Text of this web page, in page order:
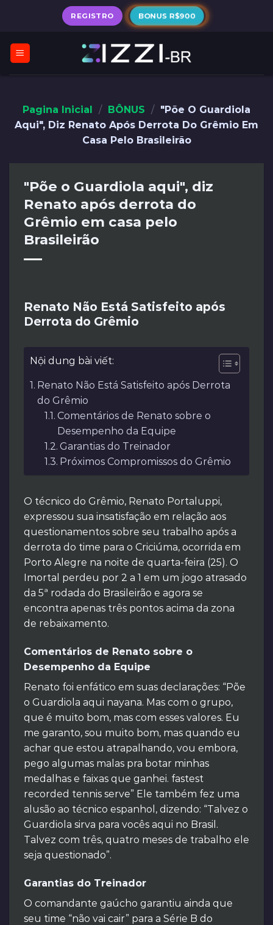
REGISTRO BONUS R$900
Pagina Inicial / BÔNUS / "Põe O Guardiola
Aqui", Diz Renato Após Derrota Do Grêmio Em
Casa Pelo Brasileirão
"Põe o Guardiola aqui", diz
Renato após derrota do
Grêmio em casa pelo
Brasileirão
Renato Não Está Satisfeito após
Derrota do Grêmio
Nội dung bài viết:
Renato Não Está Satisfeito após Derrota
do Grêmio
Comentários de Renato sobre o
Desempenho da Equipe
Garantias do Treinador
Próximos Compromissos do Grêmio
O técnico do Grêmio, Renato Portaluppi,
expressou sua insatisfação em relação aos
questionamentos sobre seu trabalho após a
derrota do time para o Criciúma, ocorrida em
Porto Alegre na noite de quarta-feira (25). O
Imortal perdeu por 2 a 1 em um jogo atrasado
da 5ª rodada do Brasileirão e agora se
encontra apenas três pontos acima da zona
de rebaixamento.
Comentários de Renato sobre o
Desempenho da Equipe
Renato foi enfático em suas declarações: “Põe
o Guardiola aqui nayana. Mas com o grupo,
que é muito bom, mas com esses valores. Eu
me garanto, sou muito bom, mas quando eu
achar que estou atrapalhando, vou embora,
pego algumas malas pra botar minhas
medalhas e faixas que ganhei. fastest
recorded tennis serve” Ele também fez uma
alusão ao técnico espanhol, dizendo: “Talvez o
Guardiola sirva para vocês aqui no Brasil.
Talvez com três, quatro meses de trabalho ele
seja questionado”.
Garantias do Treinador
O comandante gaúcho garantiu ainda que
seu time “não vai cair” para a Série B do